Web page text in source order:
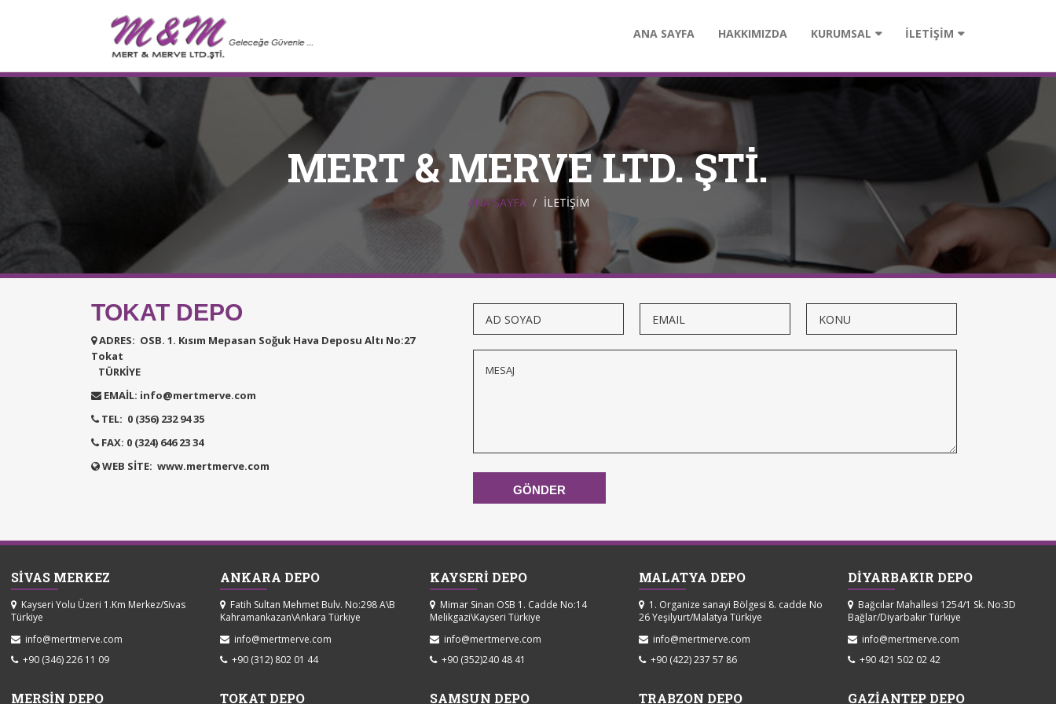
ANA SAYFA HAKKIMIZDA KURUMSAL İLETİŞİM
MERT & MERVE LTD. ŞTİ.
ANA SAYFA İLETİŞİM
TOKAT DEPO
ADRES: OSB. 1. Kısım Mepasan Soğuk Hava Deposu Altı No:27
Tokat
TÜRKİYE
EMAİL: info@mertmerve.com
TEL: 0 (356) 232 94 35
FAX: 0 (324) 646 23 34
WEB SİTE: www.mertmerve.com
SİVAS MERKEZ
Kayseri Yolu Üzeri 1.Km Merkez/Sivas
Türkiye
info@mertmerve.com
+90 (346) 226 11 09
ANKARA DEPO
Fatih Sultan Mehmet Bulv. No:298 A\B
Kahramankazan\Ankara Türkiye
info@mertmerve.com
+90 (312) 802 01 44
KAYSERİ DEPO
Mimar Sinan OSB 1. Cadde No:14
Melikgazi\Kayseri Türkiye
info@mertmerve.com
+90 (352)240 48 41
MALATYA DEPO
1. Organize sanayi Bölgesi 8. cadde No
26 Yeşilyurt/Malatya Türkiye
info@mertmerve.com
+90 (422) 237 57 86
DİYARBAKIR DEPO
Bağcılar Mahallesi 1254/1 Sk. No:3D
Bağlar/Diyarbakır Türkiye
info@mertmerve.com
+90 421 502 02 42
MERSİN DEPO TOKAT DEPO SAMSUN DEPO TRABZON DEPO GAZİANTEP DEPO